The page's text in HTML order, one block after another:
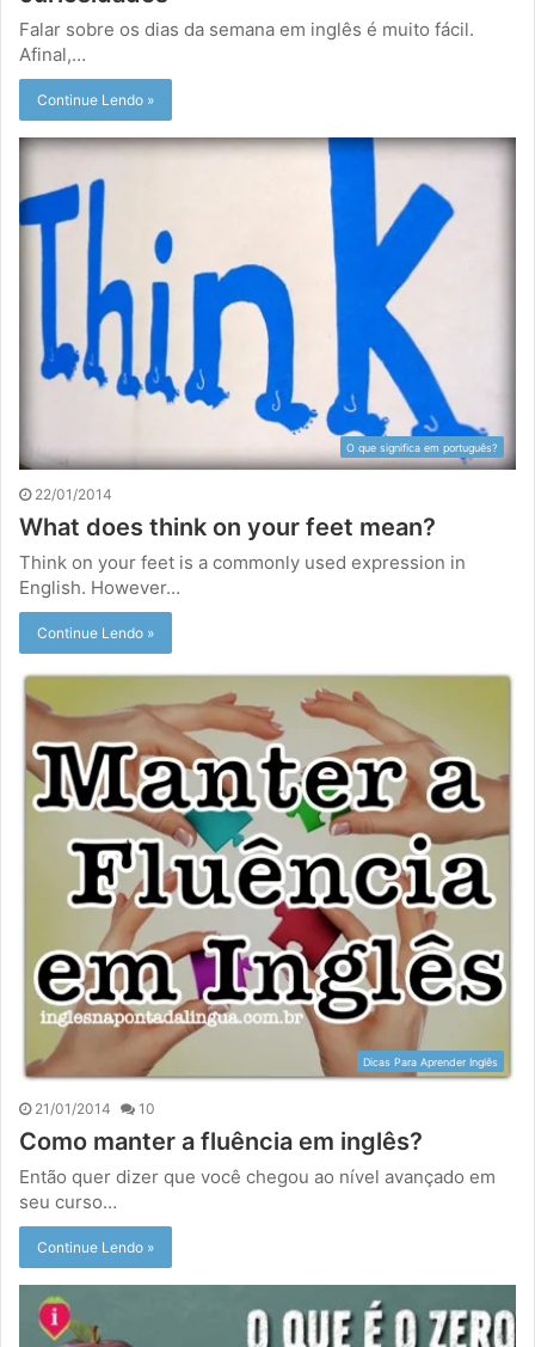
Falar sobre os dias da semana em inglês é muito fácil.
Afinal,…
Continue Lendo »
O que significa em português?
22/01/2014
What does think on your feet mean?
Think on your feet is a commonly used expression in
English. However…
Continue Lendo »
Dicas Para Aprender Inglês
21/01/2014 10
Como manter a fluência em inglês?
Então quer dizer que você chegou ao nível avançado em
seu curso…
Continue Lendo »